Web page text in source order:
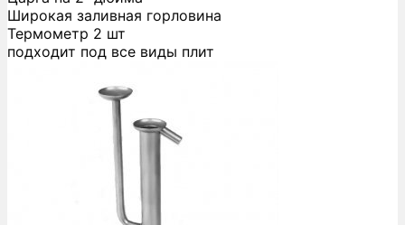
Широкая заливная горловина
Термометр 2 шт
подходит под все виды плит